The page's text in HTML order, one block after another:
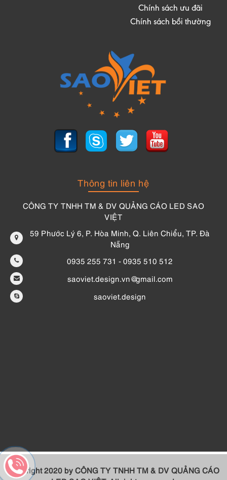
Chính sách ưu đãi
Chính sách bồi thường
Thông tin liên hệ
CÔNG TY TNHH TM & DV QUẢNG CÁO LED SAO
VIỆT
59 Phước Lý 6, P. Hòa Minh, Q. Liên Chiểu, TP. Đà
Nẵng
0935 255 731 - 0935 510 512
saoviet.design.vn@gmail.com
saoviet.design
Copyright 2020 by CÔNG TY TNHH TM & DV QUẢNG CÁO